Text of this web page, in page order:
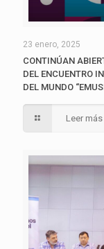
23 enero, 2025
CONTINÚAN
DEL ENCUENTRO
DEL MUNDO
Leer más